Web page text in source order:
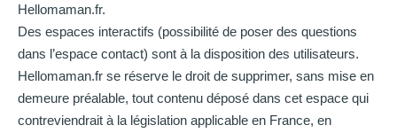
Hellomaman.fr.
Des espaces interactifs (possibilité de poser des questions
dans l’espace contact) sont à la disposition des utilisateurs.
Hellomaman.fr se réserve le droit de supprimer, sans mise en
demeure préalable, tout contenu déposé dans cet espace qui
contreviendrait à la législation applicable en France, en